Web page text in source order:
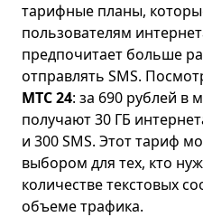
тарифные планы,
пользователям
предпочитает больше
отправлять SMS.
МТС 24: за 690 рублей в
получают 30 ГБ
и 300 SMS. Этот тариф
выбором для тех, кто
количестве текстовых
объеме трафика.